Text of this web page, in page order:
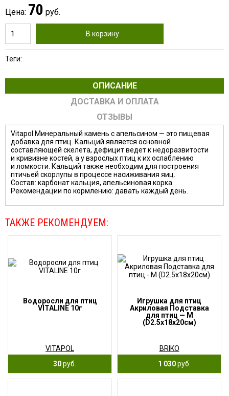
Цена: 70 руб.
В корзину
Теги:
ОПИСАНИЕ
ДОСТАВКА И ОПЛАТА
ОТЗЫВЫ
Vitapol Минеральный камень с апельсином — это пищевая
добавка для птиц. Кальций является основной
составляющей скелета, дефицит ведет к недоразвитости
и кривизне костей, а у взрослых птиц к их ослаблению
и ломкости. Кальций также необходим для построения
птичьей скорлупы в процессе насиживания яиц.
Состав: карбонат кальция, апельсиновая корка.
Рекомендации по кормлению: давать каждый день.
ТАКЖЕ РЕКОМЕНДУЕМ:
Водоросли для птиц
VITALINE 10г
VITAPOL
30руб.
Игрушка для птиц
Акриловая Подставка
для птиц — М
(D2.5x18x20см)
BRIKO
1 030руб.